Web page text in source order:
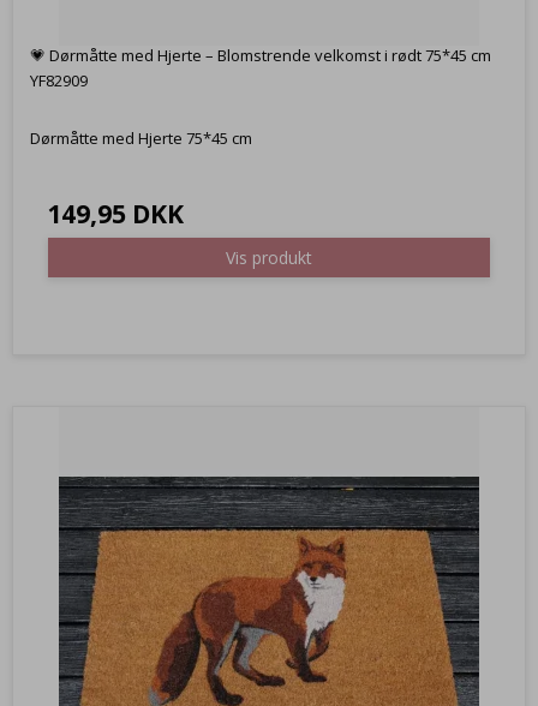
💗 Dørmåtte med Hjerte – Blomstrende velkomst i rødt 75*45 cm
YF82909
Dørmåtte med Hjerte 75*45 cm
149,95 DKK
Vis produkt